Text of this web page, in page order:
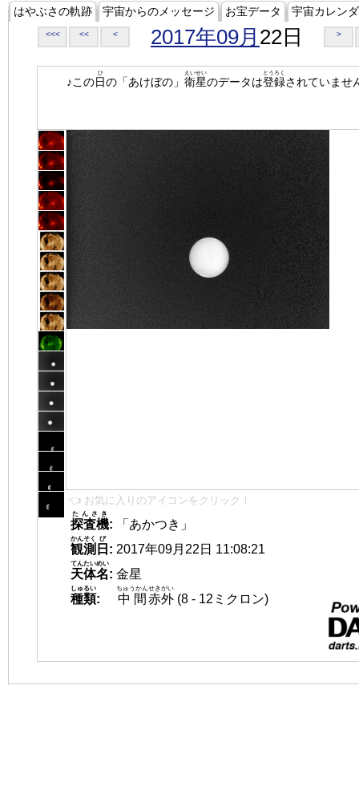
はやぶさの軌跡 宇宙からのメッセージ お宝データ 宇宙カレン
<<< << < 2017年09月 22日 >
♪この日
ひ
の「あけぼの」 衛星
えいせい
のデータは登録
とうろく
されていませ
👈 お気に入りのアイコンをクリック！
探査機
たんさき
:
「あかつき」
観測
かんそく
日
び
: 2017年09月22日 11:08:21
天体名
てんたいめい
: 金星
種類
しゅるい
: 中間
ちゅうかん
赤外
せきがい
(8 - 12ミクロン)